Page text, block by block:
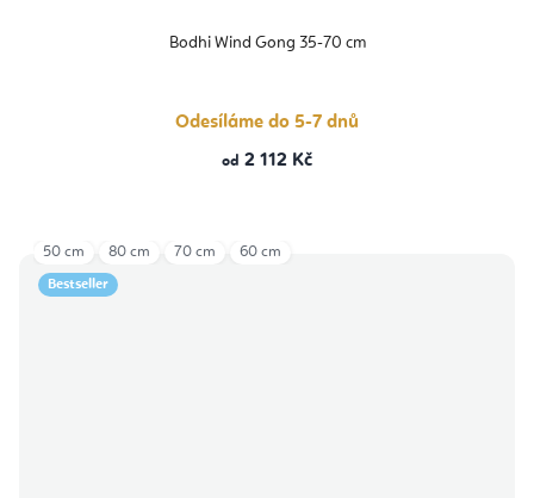
Bodhi Wind Gong 35-70 cm
Odesíláme do 5-7 dnů
od 2 112 Kč
Bestseller
50 cm 80 cm 70 cm 60 cm